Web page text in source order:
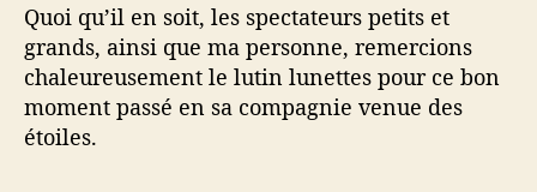
Quoi qu’il en soit, les spectateurs petits et
grands, ainsi que ma personne, remercions
chaleureusement le lutin lunettes pour ce bon
moment passé en sa compagnie venue des
étoiles.